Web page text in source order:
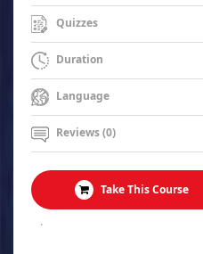
Quizzes
Duration
Language
Reviews (0)
Take This Course
.